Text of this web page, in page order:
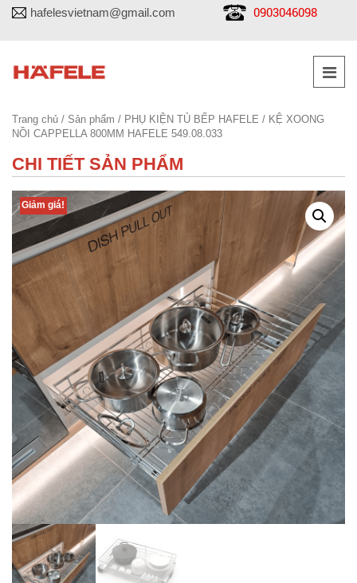
hafelesvietnam@gmail.com 0903046098
Trang chủ / Sản phẩm / PHỤ KIỆN TỦ BẾP HAFELE / KỆ XOONG
NỒI CAPPELLA 800MM HAFELE 549.08.033
CHI TIẾT SẢN PHẨM
Giảm giá!